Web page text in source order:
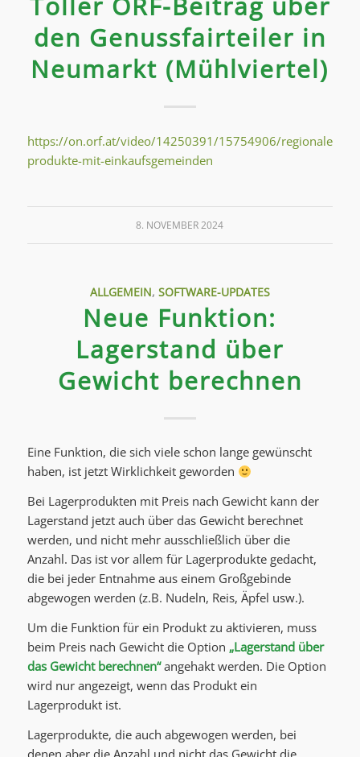
den Genussfairteiler in
Neumarkt (Mühlviertel)
https://on.orf.at/video/14250391/15754906/regionale-
produkte-mit-einkaufsgemeinden
8. NOVEMBER 2024
ALLGEMEIN, SOFTWARE-UPDATES
Neue Funktion:
Lagerstand über
Gewicht berechnen
Eine Funktion, die sich viele schon lange gewünscht
haben, ist jetzt Wirklichkeit geworden
Bei Lagerprodukten mit Preis nach Gewicht kann der
Lagerstand jetzt auch über das Gewicht berechnet
werden, und nicht mehr ausschließlich über die
Anzahl. Das ist vor allem für Lagerprodukte gedacht,
die bei jeder Entnahme aus einem Großgebinde
abgewogen werden (z.B. Nudeln, Reis, Äpfel usw.).
Um die Funktion für ein Produkt zu aktivieren, muss
beim Preis nach Gewicht die Option „Lagerstand über
das Gewicht berechnen“angehakt werden. Die Option
wird nur angezeigt, wenn das Produkt ein
Lagerprodukt ist.
Lagerprodukte, die auch abgewogen werden, bei
denen aber die Anzahl und nicht das Gewicht die